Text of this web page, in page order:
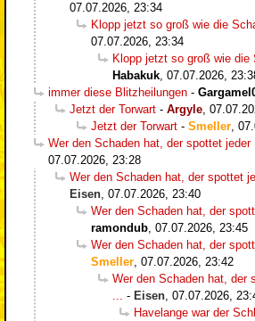
07.07.2026, 23:34
Klopp jetzt so groß wie die
07.07.2026, 23:34
Klopp jetzt so groß wie die
Habakuk, 07.07.2026,
immer diese Blitzheilungen -
Jetzt der Torwart - Argyle,
Jetzt der Torwart - Smeller,
Wer den Schaden hat, der spottet jeder
07.07.2026, 23:28
Wer den Schaden hat, der spottet
Eisen, 07.07.2026, 23:40
Wer den Schaden hat, der
ramondub, 07.07.2026, 23:45
Wer den Schaden hat, der
Smeller, 07.07.2026, 23:42
Wer den Schaden hat, der
... - Eisen, 07.07.2026,
Havelange war der